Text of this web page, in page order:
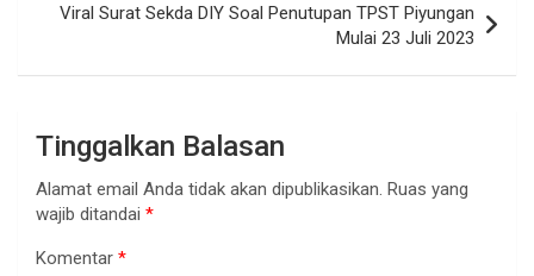
Viral Surat Sekda DIY Soal Penutupan TPST Piyungan
Mulai 23 Juli 2023
Tinggalkan Balasan
Alamat email Anda tidak akan dipublikasikan. Ruas yang
wajib ditandai *
Komentar *